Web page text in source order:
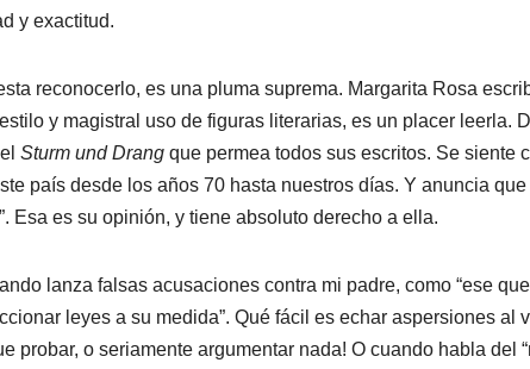
y exactitud.
reconocerlo, es una pluma suprema. Margarita Rosa
y magistral uso de figuras literarias, es un placer leerla.
Sturm und Drang que permea todos sus escritos. Se siente
país desde los años 70 hasta nuestros días. Y anuncia que
Esa es su opinión, y tiene absoluto derecho a ella.
lanza falsas acusaciones contra mi padre, como “ese
leyes a su medida”. Qué fácil es echar aspersiones al
probar, o seriamente argumentar nada! O cuando habla del